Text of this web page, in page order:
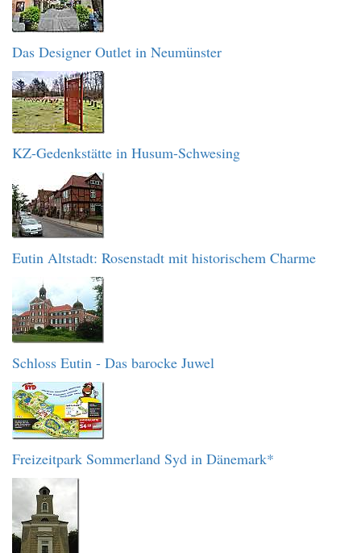
Das Designer Outlet in Neumünster
KZ-Gedenkstätte in Husum-Schwesing
Eutin Altstadt: Rosenstadt mit historischem Charme
Schloss Eutin - Das barocke Juwel
Freizeitpark Sommerland Syd in Dänemark*